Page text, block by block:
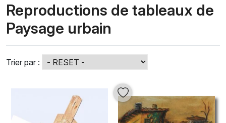
Reproductions de tableaux de
Paysage urbain
Trier par :